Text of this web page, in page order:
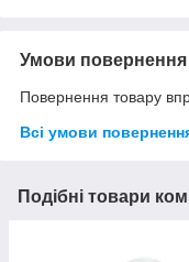
Умови повернення
Повернення товару
Всі умови
Подібні товари